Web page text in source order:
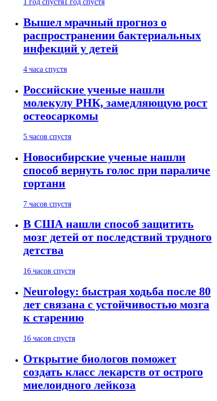
1 год спустя 1 год спустя
Вышел мрачный прогноз о
распространении бактериальных
инфекций у детей
4 часа спустя
Российские ученые нашли
молекулу РНК, замедляющую рост
остеосаркомы
5 часов спустя
Новосибирские ученые нашли
способ вернуть голос при параличе
гортани
7 часов спустя
В США нашли способ защитить
мозг детей от последствий трудного
детства
16 часов спустя
Neurology: быстрая ходьба после 80
лет связана с устойчивостью мозга
к старению
16 часов спустя
Открытие биологов поможет
создать класс лекарств от острого
миелоидного лейкоза